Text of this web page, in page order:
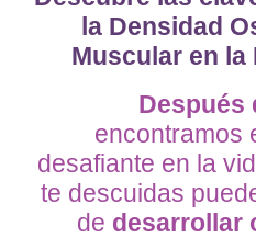
la Densidad
Muscular en la
Después
encontramos
desafiante en la
te descuidas
de desarrollar